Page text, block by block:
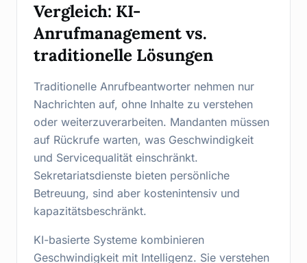
Vergleich: KI-
Anrufmanagement vs.
traditionelle Lösungen
Traditionelle Anrufbeantworter nehmen nur
Nachrichten auf, ohne Inhalte zu verstehen
oder weiterzuverarbeiten. Mandanten müssen
auf Rückrufe warten, was Geschwindigkeit
und Servicequalität einschränkt.
Sekretariatsdienste bieten persönliche
Betreuung, sind aber kostenintensiv und
kapazitätsbeschränkt.
KI-basierte Systeme kombinieren
Geschwindigkeit mit Intelligenz. Sie verstehen